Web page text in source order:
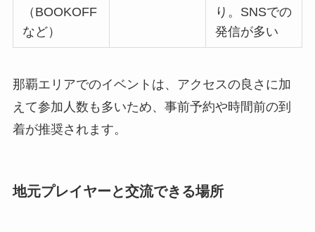
（BOOKOFF
など）
り。SNSでの
発信が多い
那覇エリアでのイベントは、アクセスの良さに加
えて参加人数も多いため、事前予約や時間前の到
着が推奨されます。
地元プレイヤーと交流できる場所